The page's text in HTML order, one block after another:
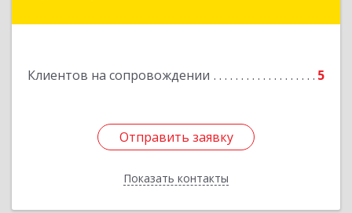
Клиентов на сопровождении 5
Отправить заявку
Показать контакты
Отправить заявку
Назад